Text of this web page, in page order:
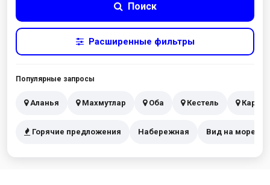
Поиск
Расширенные фильтры
Популярные запросы
Аланья Махмутлар Оба Кестель
Горячие предложения Набережная Вид на море